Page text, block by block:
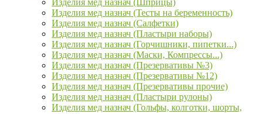
Изделия мед назнач (Шприцы)
Изделия мед назнач (Тесты на беременность)
Изделия мед назнач (Салфетки)
Изделия мед назнач (Пластыри наборы)
Изделия мед назнач (Горчишники, пипетки...)
Изделия мед назнач (Маски, Компрессы...)
Изделия мед назнач (Презервативы №3)
Изделия мед назнач (Презервативы №12)
Изделия мед назнач (Презервативы прочие)
Изделия мед назнач (Пластыри рулоны)
Изделия мед назнач (Гольфы, колготки, шорты,